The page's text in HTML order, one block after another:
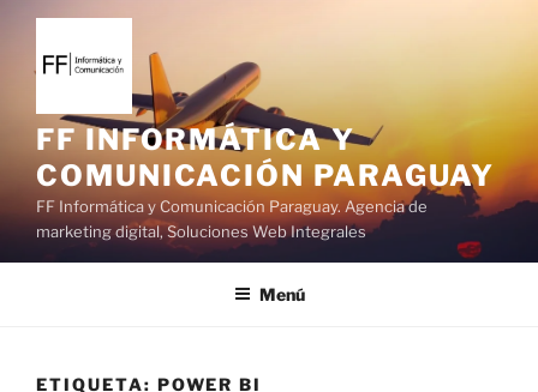
l
FF INFORMÁTICA Y
COMUNICACIÓN PARAGUAY
FF Informática y Comunicación Paraguay. Agencia de
marketing digital, Soluciones Web Integrales
Menú
ETIQUETA: POWER BI